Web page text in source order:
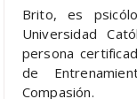
Brito, es
Universidad
persona
de
Compasión.